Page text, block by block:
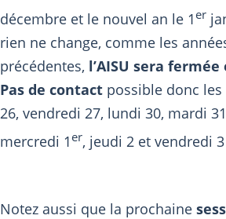
décembre et le nouvel an le 1er
rien ne change, comme les
précédentes, l’AISU sera
Pas de contact possible donc
26, vendredi 27, lundi 30, mardi
mercredi 1er, jeudi 2 et vendredi
Notez aussi que la prochaine